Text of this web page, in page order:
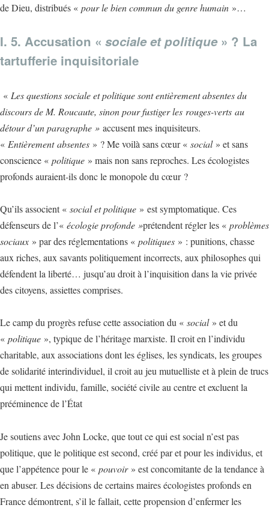
de Dieu, distribués « pour le bien commun du genre humain »…
I. 5. Accusation « sociale et politique» ? La
tartufferie inquisitoriale
« Les questions sociale et politique sont entièrement absentes du
discours de M. Roucaute, sinon pour fustiger les rouges-verts au
détour d’un paragraphe » accusent mes inquisiteurs.
« Entièrement absentes » ? Me voilà sans cœur « social» et sans
conscience « politique » mais non sans reproches. Les écologistes
profonds auraient-ils donc le monopole du cœur ?
Qu’ils associent « social et politique » est symptomatique. Ces
défenseurs de l’« écologie profonde »prétendent régler les « problèmes
sociaux » par des réglementations « politiques » : punitions, chasse
aux riches, aux savants politiquement incorrects, aux philosophes qui
défendent la liberté… jusqu’au droit à l’inquisition dans la vie privée
des citoyens, assiettes comprises.
Le camp du progrès refuse cette association du « social» et du
« politique », typique de l’héritage marxiste. Il croit en l’individu
charitable, aux associations dont les églises, les syndicats, les groupes
de solidarité interindividuel, il croit au jeu mutuelliste et à plein de trucs
qui mettent individu, famille, société civile au centre et excluent la
prééminence de l’État
Je soutiens avec John Locke, que tout ce qui est social n’est pas
politique, que le politique est second, créé par et pour les individus, et
que l’appétence pour le « pouvoir» est concomitante de la tendance à
en abuser. Les décisions de certains maires écologistes profonds en
France démontrent, s’il le fallait, cette propension d’enfermer les